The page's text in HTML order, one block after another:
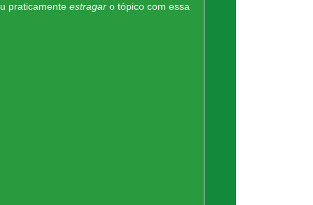
praticamente estragaro tópico com essa